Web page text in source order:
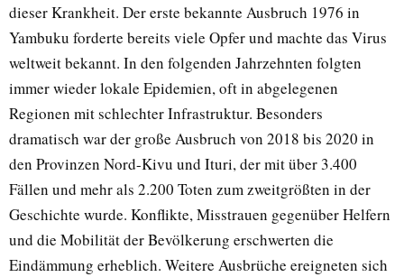
dieser Krankheit. Der erste bekannte Ausbruch 1976 in
Yambuku forderte bereits viele Opfer und machte das Virus
weltweit bekannt. In den folgenden Jahrzehnten folgten
immer wieder lokale Epidemien, oft in abgelegenen
Regionen mit schlechter Infrastruktur. Besonders
dramatisch war der große Ausbruch von 2018 bis 2020 in
den Provinzen Nord-Kivu und Ituri, der mit über 3.400
Fällen und mehr als 2.200 Toten zum zweitgrößten in der
Geschichte wurde. Konflikte, Misstrauen gegenüber Helfern
und die Mobilität der Bevölkerung erschwerten die
Eindämmung erheblich. Weitere Ausbrüche ereigneten sich